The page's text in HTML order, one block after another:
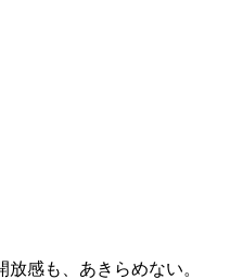
放感も、あきらめない。